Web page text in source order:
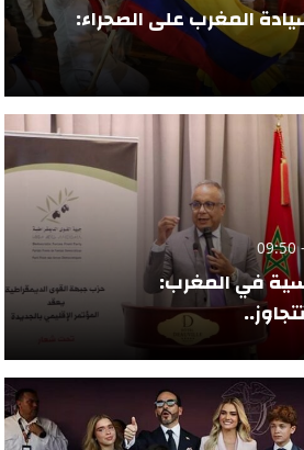
المغرب على الصحراء:
في المغرب: